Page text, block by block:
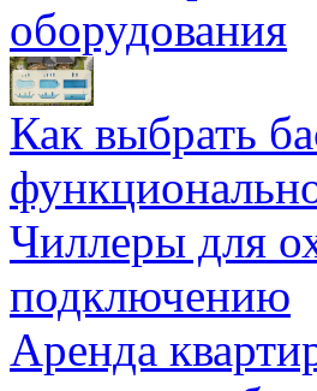
оборудования
Как выбрать
Чиллеры для
подключению
Аренда